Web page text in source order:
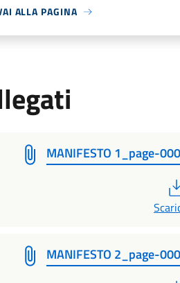
ALLA PAGINA
MANIFESTO 1_page-
MANIFESTO 2_page-